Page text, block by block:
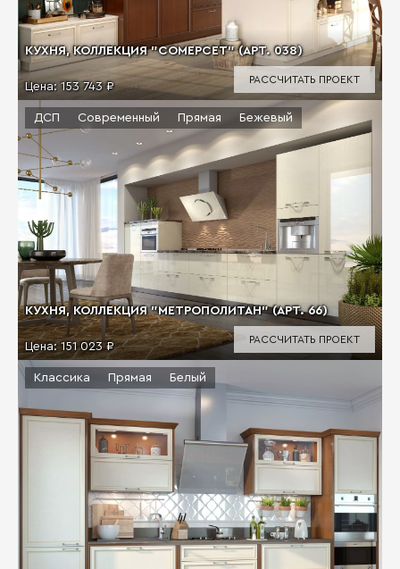
КУХНЯ, КОЛЛЕКЦИЯ "СОМЕРСЕТ" (АРТ. 038)
Цена: 153 743 ₽
РАССЧИТАТЬ ПРОЕКТ
КУХНЯ, КОЛЛЕКЦИЯ "МЕТРОПОЛИТАН" (АРТ. 66)
Цена: 151 023 ₽
ДСП Современный Прямая Бежевый
РАССЧИТАТЬ ПРОЕКТ
Классика Прямая Белый